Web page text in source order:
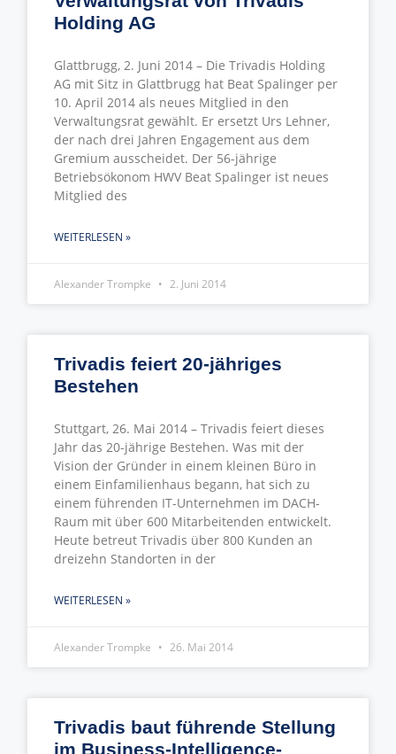
Holding AG
Glattbrugg, 2. Juni 2014 – Die Trivadis Holding
AG mit Sitz in Glattbrugg hat Beat Spalinger per
10. April 2014 als neues Mitglied in den
Verwaltungsrat gewählt. Er ersetzt Urs Lehner,
der nach drei Jahren Engagement aus dem
Gremium ausscheidet. Der 56-jährige
Betriebsökonom HWV Beat Spalinger ist neues
Mitglied des
WEITERLESEN »
Alexander Trompke 2. Juni 2014
Trivadis feiert 20-jähriges
Bestehen
Stuttgart, 26. Mai 2014 – Trivadis feiert dieses
Jahr das 20-jährige Bestehen. Was mit der
Vision der Gründer in einem kleinen Büro in
einem Einfamilienhaus begann, hat sich zu
einem führenden IT-Unternehmen im DACH-
Raum mit über 600 Mitarbeitenden entwickelt.
Heute betreut Trivadis über 800 Kunden an
dreizehn Standorten in der
WEITERLESEN »
Alexander Trompke 26. Mai 2014
Trivadis baut führende Stellung
im Business-Intelligence-